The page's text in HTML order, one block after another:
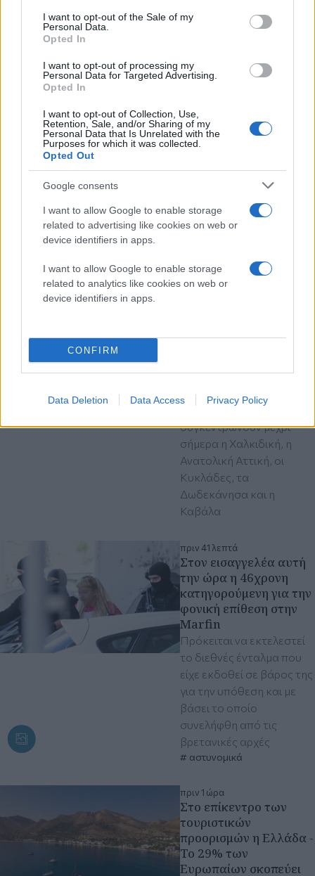
consent section.
I want to opt-out of the Sale of my
Personal Data.
Opted In
I want to opt-out of processing my
Personal Data for Targeted Advertising.
Opted In
I want to opt-out of Collection, Use,
Retention, Sale, and/or Sharing of my
Personal Data that Is Unrelated with the
Purposes for which it was collected.
Opted Out
Google consents
I want to allow Google to enable storage
related to advertising like cookies on web or
device identifiers in apps.
I want to allow Google to enable storage
related to analytics like cookies on web or
device identifiers in apps.
CONFIRM
Data Deletion Data Access Privacy Policy
Διαβάστε περισσότερα
πριν 29 λεπτά
παραβάσεις
Τον μεγαλύτερο αριθμό
καταγγελιών
συγκεντρώνουν μέχρι
σήμερα η Χαλκιδική, η
Ανατολική Αττική, οι
Κυκλάδες, τα
Δωδεκάνησα και η
Καβάλα
πριν 41 λεπτά
Στον εισαγγελέα αυτή
την ώρα η 46χρονη
κατηγορούμενη για την
φονική επίθεση στην
Marfin
Πρόκειται να εκτελεστεί
το διεθνές ένταλμα που
είχε εκδοθεί σε βάρος της
για την υπόθεση και με
βάσει το οποίο
συνελήφθη από τις
βρετανικές αρχές
αστυνομικά
πριν 1 ώρα
Στο επίκεντρο των
τουριστικών
προορισμών η Ελλάδα -
Το 29% των
Ευρωπαίων σκοπεύει